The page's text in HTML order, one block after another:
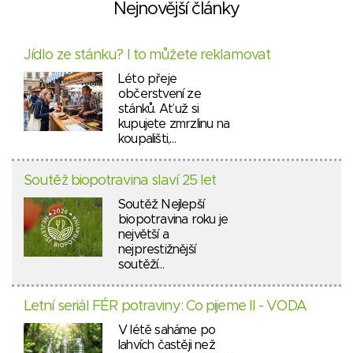
Nejnovější články
Jídlo ze stánku? I to můžete reklamovat
Léto přeje
občerstvení ze
stánků. Ať už si
kupujete zmrzlinu na
koupališti,…
Soutěž biopotravina slaví 25 let
Soutěž Nejlepší
biopotravina roku je
největší a
nejprestižnější
soutěží…
Letní seriál FÉR potraviny: Co pijeme II - VODA
V létě saháme po
lahvích častěji než